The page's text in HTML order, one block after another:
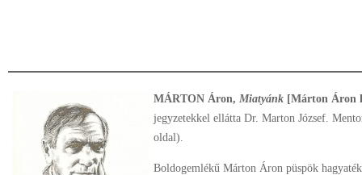
MÁRTON Áron, Miatyánk [Márton Áron
jegyzetekkel ellátta Dr. Marton József.
oldal).
Boldogemlékű Márton Áron püspök